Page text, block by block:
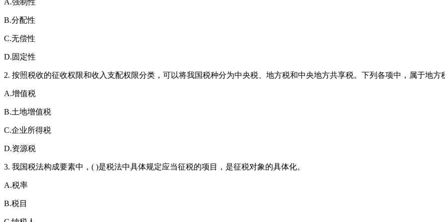
A.强制性
B.分配性
C.无偿性
D.固定性
2. 按照税收的征收权限和收入支配权限分类，可以将我国税种分为中央税、地方税和中央地方共享税。下列各项中，属于地方
A.增值税
B.土地增值税
C.企业所得税
D.资源税
3. 我国税法构成要素中，( )是税法中具体规定应当征税的项目，是征税对象的具体化。
A.税率
B.税目